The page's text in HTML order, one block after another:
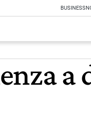
BUSINESS
a